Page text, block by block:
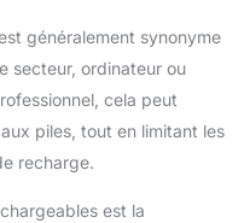
généralement synonyme
secteur, ordinateur ou
cela peut
piles, tout en limitant les
recharge.
est la